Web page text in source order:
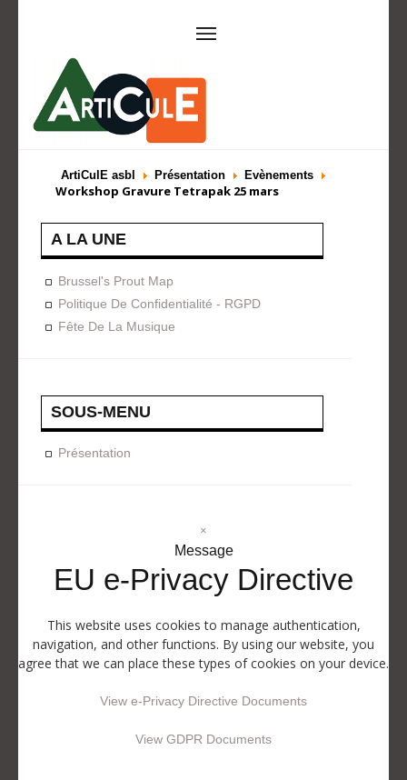
ARTICULE ASBL
Présentation
EVÈNEMENTS
Concerts
Expositions
ACTIONS
Design For Everyone
Publications
FORMATION
ON AIME
CONTACT
ArtiCulE asbl Présentation Evènements
Workshop Gravure Tetrapak 25 mars
A LA UNE
Brussel's Prout Map
Politique De Confidentialité - RGPD
Fête De La Musique
SOUS-MENU
Présentation
×
Message
EU e-Privacy Directive
This website uses cookies to manage authentication,
navigation, and other functions. By using our website, you
agree that we can place these types of cookies on your device.
View e-Privacy Directive Documents
View GDPR Documents